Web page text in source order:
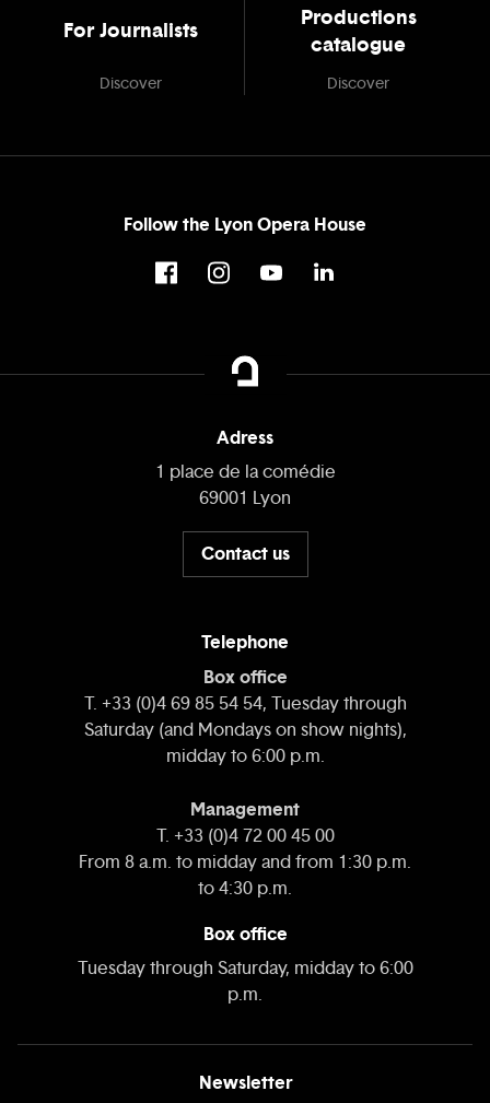
For Journalists
Discover
Productions
catalogue
Discover
Follow the Lyon Opera House
Adress
1 place de la comédie
69001 Lyon
Contact us
Telephone
Box office
T. +33 (0)4 69 85 54 54, Tuesday through
Saturday (and Mondays on show nights),
midday to 6:00 p.m.
Management
T. +33 (0)4 72 00 45 00
From 8 a.m. to midday and from 1:30 p.m.
to 4:30 p.m.
Box office
Tuesday through Saturday, midday to 6:00
p.m.
Newsletter